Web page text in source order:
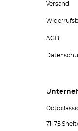
Versand
AGB
71-75